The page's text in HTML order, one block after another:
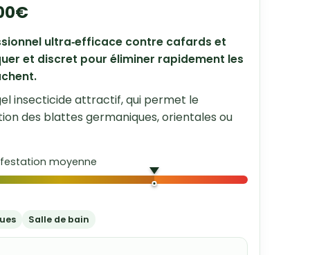
€
ultra‑efficace contre cafards et
et discret pour éliminer rapidement les
insecticide attractif, qui permet le
des blattes germaniques, orientales ou
moyenne
Salle de bain